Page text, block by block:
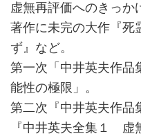
虚無再評価へのきっか
著作に未完の大作『死
ず』など。
第一次「中井英夫作品
能性の極限」。
第二次『中井英夫作品
『中井英夫全集１ 虚